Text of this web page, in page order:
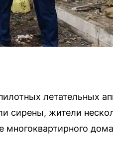
летательных
сирены, жители